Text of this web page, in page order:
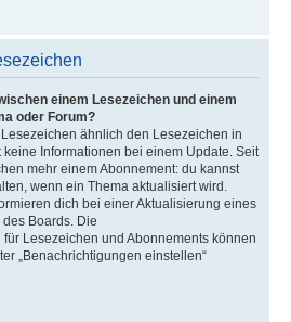
einem Lesezeichen und einem
oder Forum?
ähnlich den Lesezeichen in
Informationen bei einem Update. Seit
mehr einem Abonnement: du kannst
wenn ein Thema aktualisiert wird.
dich bei einer Aktualisierung eines
Boards. Die
Lesezeichen und Abonnements können
„Benachrichtigungen einstellen“